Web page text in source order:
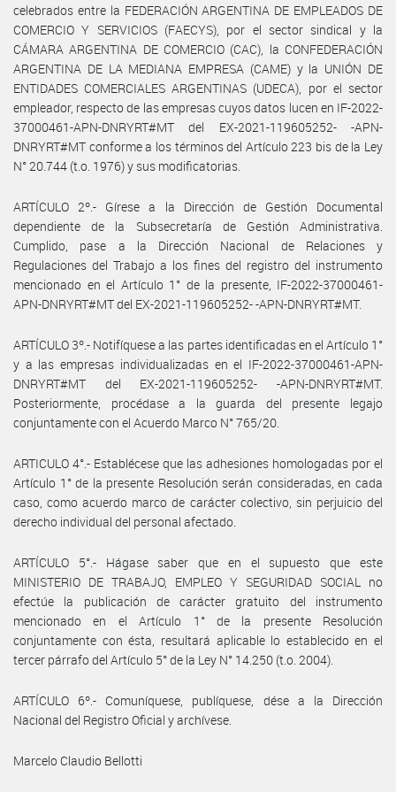
celebrados entre la FEDERACIÓN ARGENTINA DE EMPLEADOS DE
COMERCIO Y SERVICIOS (FAECYS), por el sector sindical y la
CÁMARA ARGENTINA DE COMERCIO (CAC), la CONFEDERACIÓN
ARGENTINA DE LA MEDIANA EMPRESA (CAME) y la UNIÓN DE
ENTIDADES COMERCIALES ARGENTINAS (UDECA), por el sector
empleador, respecto de las empresas cuyos datos lucen en IF-2022-
37000461-APN-DNRYRT#MT del EX-2021-119605252- -APN-
DNRYRT#MT conforme a los términos del Artículo 223 bis de la Ley
N° 20.744 (t.o. 1976) y sus modificatorias.
ARTÍCULO 2º.- Gírese a la Dirección de Gestión Documental
dependiente de la Subsecretaría de Gestión Administrativa.
Cumplido, pase a la Dirección Nacional de Relaciones y
Regulaciones del Trabajo a los fines del registro del instrumento
mencionado en el Artículo 1° de la presente, IF-2022-37000461-
APN-DNRYRT#MT del EX-2021-119605252- -APN-DNRYRT#MT.
ARTÍCULO 3º.- Notifíquese a las partes identificadas en el Artículo 1°
y a las empresas individualizadas en el IF-2022-37000461-APN-
DNRYRT#MT del EX-2021-119605252- -APN-DNRYRT#MT.
Posteriormente, procédase a la guarda del presente legajo
conjuntamente con el Acuerdo Marco N° 765/20.
ARTICULO 4°.- Establécese que las adhesiones homologadas por el
Artículo 1° de la presente Resolución serán consideradas, en cada
caso, como acuerdo marco de carácter colectivo, sin perjuicio del
derecho individual del personal afectado.
ARTÍCULO 5°.- Hágase saber que en el supuesto que este
MINISTERIO DE TRABAJO, EMPLEO Y SEGURIDAD SOCIAL no
efectúe la publicación de carácter gratuito del instrumento
mencionado en el Artículo 1° de la presente Resolución
conjuntamente con ésta, resultará aplicable lo establecido en el
tercer párrafo del Artículo 5° de la Ley N° 14.250 (t.o. 2004).
ARTÍCULO 6º.- Comuníquese, publíquese, dése a la Dirección
Nacional del Registro Oficial y archívese.
Marcelo Claudio Bellotti